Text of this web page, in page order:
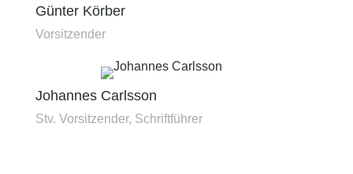
Günter Körber
Vorsitzender
Johannes Carlsson
Stv. Vorsitzender, Schriftführer